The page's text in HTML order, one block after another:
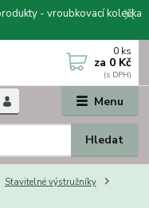
- vroubkovací kolečka
Menu
Hledat
0 ks
za 0 Kč
Stavitelné výstružníky